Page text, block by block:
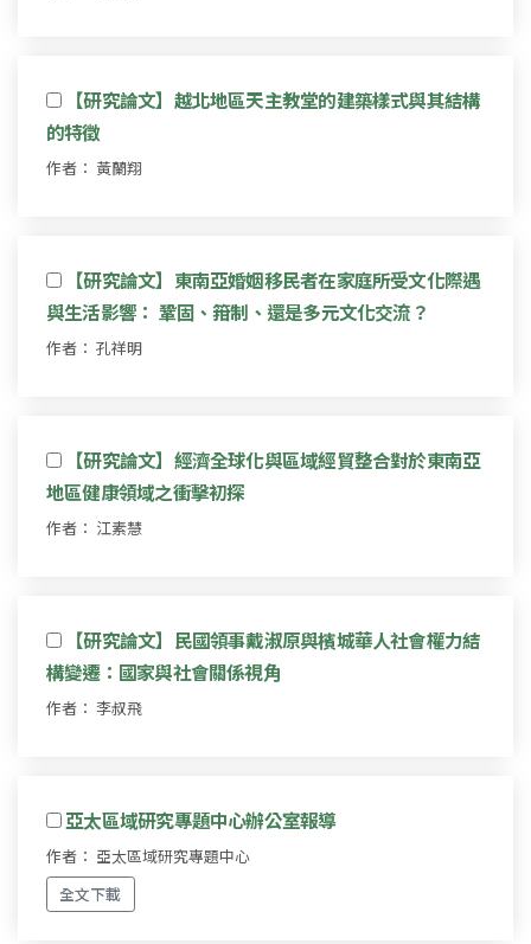
【研究論文】越北地區天主教堂的建築樣式與其結構
的特徵
作者： 黃蘭翔
【研究論文】東南亞婚姻移民者在家庭所受文化際遇
與生活影響： 鞏固、箝制、還是多元文化交流？
作者： 孔祥明
【研究論文】經濟全球化與區域經貿整合對於東南亞
地區健康領域之衝擊初探
作者： 江素慧
【研究論文】民國領事戴淑原與檳城華人社會權力結
構變遷：國家與社會關係視角
作者： 李叔飛
亞太區域研究專題中心辦公室報導
作者： 亞太區域研究專題中心
全文下載